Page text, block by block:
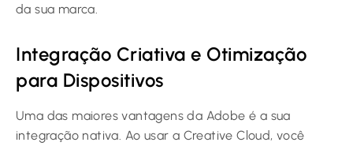
da sua marca.
Integração Criativa e Otimização
para Dispositivos
Uma das maiores vantagens da Adobe é a sua
integração nativa. Ao usar a Creative Cloud, você